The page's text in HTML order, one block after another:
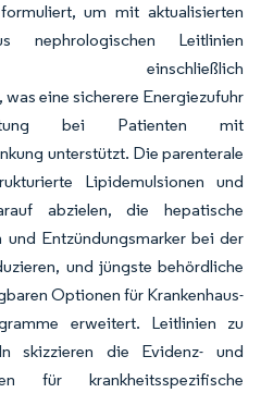
um mit aktualisierten
nephrologischen Leitlinien
einschließlich
eine sicherere Energiezufuhr
bei Patienten mit
unterstützt. Die parenterale
Lipidemulsionen und
abzielen, die hepatische
und Entzündungsmarker bei der
und jüngste behördliche
Optionen für Krankenhaus-
erweitert. Leitlinien zu
skizzieren die Evidenz- und
für krankheitsspezifische